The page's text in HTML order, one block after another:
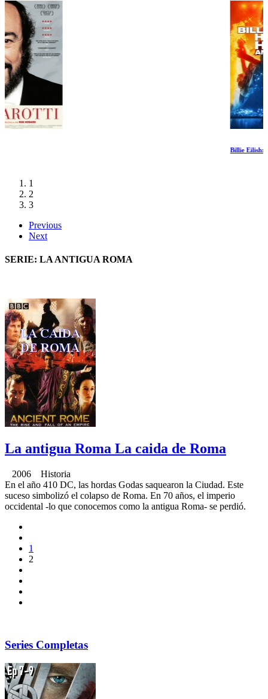
1
2
3
Previous
Next
SERIE: LA ANTIGUA ROMA
La antigua Roma La caida de Roma
2006 Historia
En el año 410 DC, las hordas Godas saquearon la Ciudad. Este
suceso simbolizó el colapso de Roma. En 70 años, el imperio
occidental -lo que conocemos como la antigua Roma- se perdió.
1
2
Series Completas